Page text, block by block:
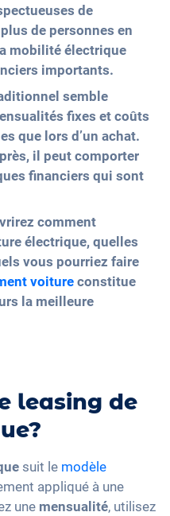
de
de personnes en
mobilité électrique
importants.
semble
fixes et coûts
que lors d’un achat.
il peut comporter
financiers qui sont
comment
électrique, quelles
vous pourriez faire
voitureconstitue
la meilleure
leasing de
suit le modèle
appliqué à une
une mensualité, utilisez